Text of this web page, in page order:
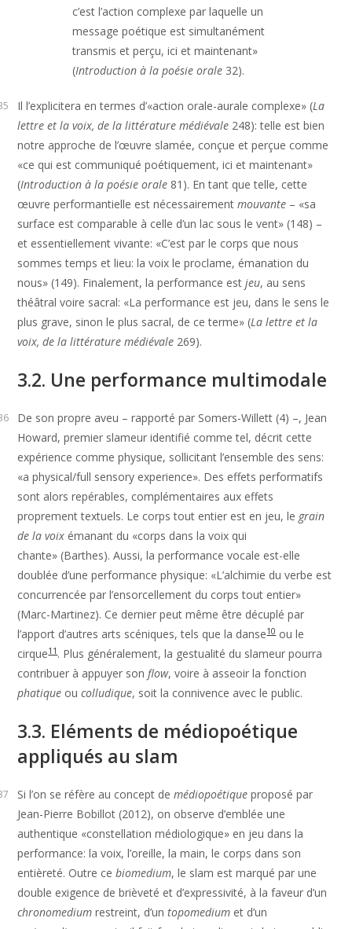
c’est l’action complexe par laquelle un
message poétique est simultanément
transmis et perçu, ici et maintenant»
(Introduction à la poésie orale 32).
Il l’explicitera en termes d’«action orale-aurale complexe» (La
lettre et la voix, de la littérature médiévale 248): telle est bien
notre approche de l’œuvre slamée, conçue et perçue comme
«ce qui est communiqué poétiquement, ici et maintenant»
(Introduction à la poésie orale 81). En tant que telle, cette
œuvre performantielle est nécessairementmouvante – «sa
surface est comparable à celle d’un lac sous le vent» (148) –
et essentiellement vivante: «C’est par le corps que nous
sommes temps et lieu: la voix le proclame, émanation du
nous» (149). Finalement, la performance estjeu, au sens
théâtral voire sacral: «La performance est jeu, dans le sens le
plus grave, sinon le plus sacral, de ce terme» (La lettre et la
voix, de la littérature médiévale 269).
3.2. Une performance multimodale
De son propre aveu – rapporté par Somers-Willett (4) –, Jean
Howard, premier slameur identifié comme tel, décrit cette
expérience comme physique, sollicitant l’ensemble des sens:
«a physical/full sensory experience». Des effets performatifs
sont alors repérables, complémentaires aux effets
proprement textuels. Le corps tout entier est en jeu, le grain
de la voix émanant du «corps dans la voix qui
chante» (Barthes). Aussi, la performance vocale est-elle
doublée d’une performance physique: «L’alchimie du verbe est
concurrencée par l’ensorcellement du corps tout entier»
(Marc-Martinez). Ce dernier peut même être décuplé par
l’apport d’autres arts scéniques, tels que la danse10ou le
cirque11. Plus généralement, la gestualité du slameur pourra
contribuer à appuyer sonflow, voire à asseoir la fonction
phatique oucolludique, soit la connivence avec le public.
3.3. Eléments de médiopoétique
appliqués au slam
Si l’on se réfère au concept demédiopoétique proposé par
Jean-Pierre Bobillot (2012), on observe d’emblée une
authentique «constellation médiologique» en jeu dans la
performance: la voix, l’oreille, la main, le corps dans son
entièreté. Outre cebiomedium, le slam est marqué par une
double exigence de brièveté et d’expressivité, à la faveur d’un
chronomedium restreint, d’untopomedium et d’un